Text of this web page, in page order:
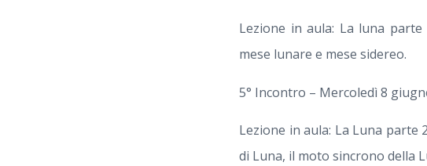
Lezione in aula: La luna
mese lunare e mese sidereo.
5° Incontro – Mercoledì 8
Lezione in aula: La Luna parte
di Luna, il moto sincrono della